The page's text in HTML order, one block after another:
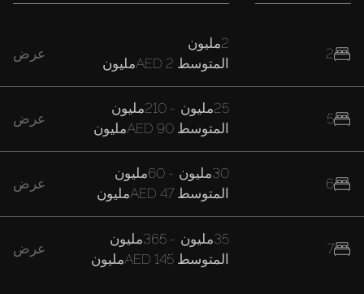
2
5
6
7
2مليون
المتوسط
عرض
25مليون -
المتوسط
عرض
30مليون -
المتوسط
عرض
35مليون -
المتوسط
عرض